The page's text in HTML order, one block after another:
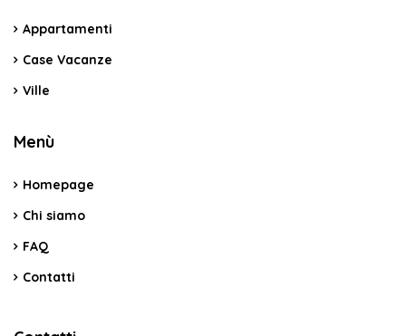
Appartamenti
Case Vacanze
Ville
Menù
Homepage
Chi siamo
FAQ
Contatti